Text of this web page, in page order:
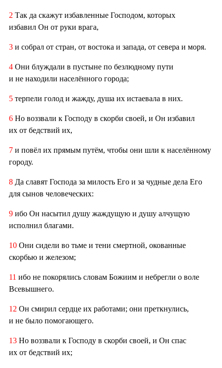
2 Так да скажут избавленные Господом, которых
избавил Он от руки врага,
3 и собрал от стран, от востока и запада, от севера и моря.
4 Они блуждали в пустыне по безлюдному пути
и не находили населённого города;
5 терпели голод и жажду, душа их истаевала в них.
6 Но воззвали к Господу в скорби своей, и Он избавил
их от бедствий их,
7 и повёл их прямым путём, чтобы они шли к населённому
городу.
8 Да славят Господа за милость Его и за чудные дела Его
для сынов человеческих:
9 ибо Он насытил душу жаждущую и душу алчущую
исполнил благами.
10 Они сидели во тьме и тени смертной, окованные
скорбью и железом;
11 ибо не покорялись словам Божиим и небрегли о воле
Всевышнего.
12 Он смирил сердце их работами; они преткнулись,
и не было помогающего.
13 Но воззвали к Господу в скорби своей, и Он спас
их от бедствий их;